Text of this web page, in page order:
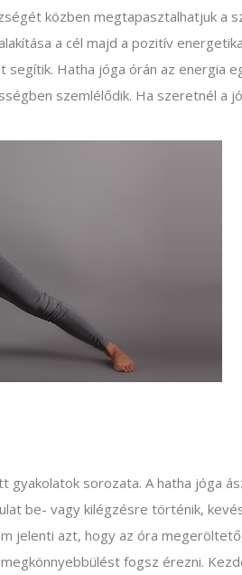
közben megtapasztalhatjuk a
a cél majd a pozitív
Hatha jóga órán az energia
szemlélődik. Ha szeretnél a
gyakolatok sorozata. A hatha jóga
be- vagy kilégzésre történik,
jelenti azt, hogy az óra
fogsz érezni.